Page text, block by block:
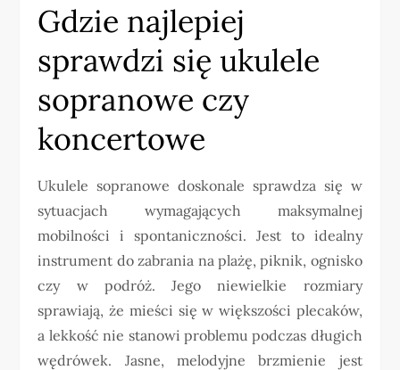
Gdzie najlepiej
sprawdzi się ukulele
sopranowe czy
koncertowe
Ukulele sopranowe doskonale sprawdza się w
sytuacjach wymagających maksymalnej
mobilności i spontaniczności. Jest to idealny
instrument do zabrania na plażę, piknik, ognisko
czy w podróż. Jego niewielkie rozmiary
sprawiają, że mieści się w większości plecaków,
a lekkość nie stanowi problemu podczas długich
wędrówek. Jasne, melodyjne brzmienie jest